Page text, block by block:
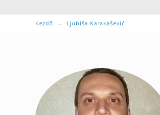
Kezdő Ljubiša Karakašević